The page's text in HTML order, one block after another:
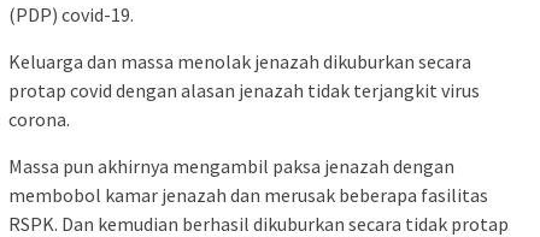
(PDP) covid-19.
Keluarga dan massa menolak jenazah dikuburkan secara
protap covid dengan alasan jenazah tidak terjangkit virus
corona.
Massa pun akhirnya mengambil paksa jenazah dengan
membobol kamar jenazah dan merusak beberapa fasilitas
RSPK. Dan kemudian berhasil dikuburkan secara tidak protap